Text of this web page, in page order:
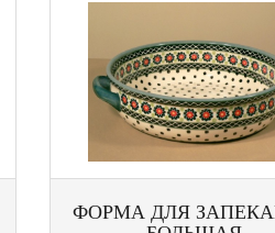
ФОРМА ДЛЯ